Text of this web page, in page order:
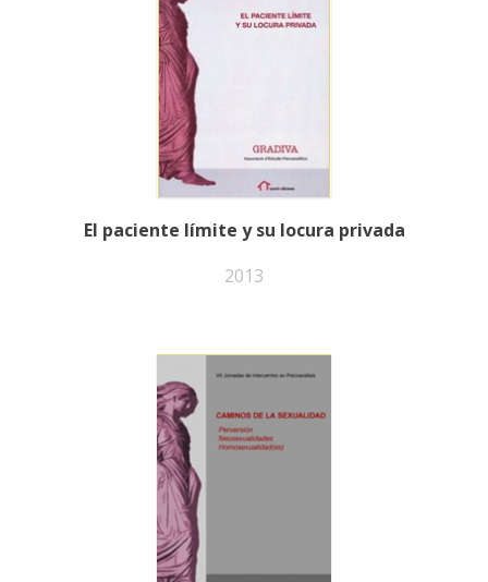
El paciente límite y su locura privada
2013